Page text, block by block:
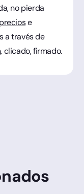
no pierda
e
a través de
clicado, firmado.